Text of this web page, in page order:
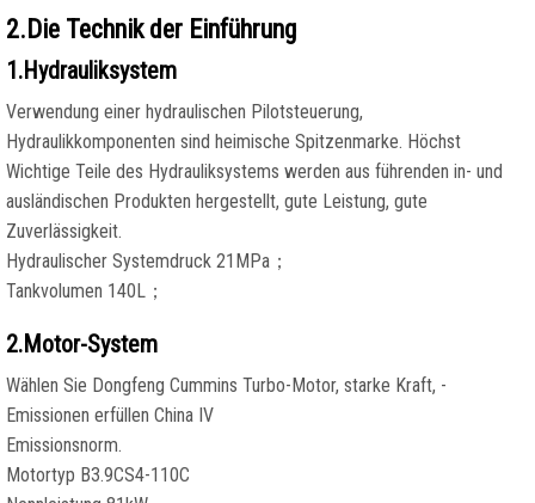
2.Die Technik der Einführung
1.Hydrauliksystem
Verwendung einer hydraulischen Pilotsteuerung,
Hydraulikkomponenten sind heimische Spitzenmarke. Höchst
Wichtige Teile des Hydrauliksystems werden aus führenden in- und
ausländischen Produkten hergestellt, gute Leistung, gute
Zuverlässigkeit.
Hydraulischer Systemdruck 21MPa；
Tankvolumen 140L；
2.Motor-System
Wählen Sie Dongfeng Cummins Turbo-Motor, starke Kraft, -
Emissionen erfüllen China IV
Emissionsnorm.
Motortyp B3.9CS4-110C